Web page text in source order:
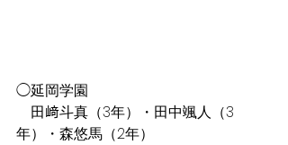
◯延岡学園
田﨑斗真（3年）・田中颯人（3
年）・森悠馬（2年）